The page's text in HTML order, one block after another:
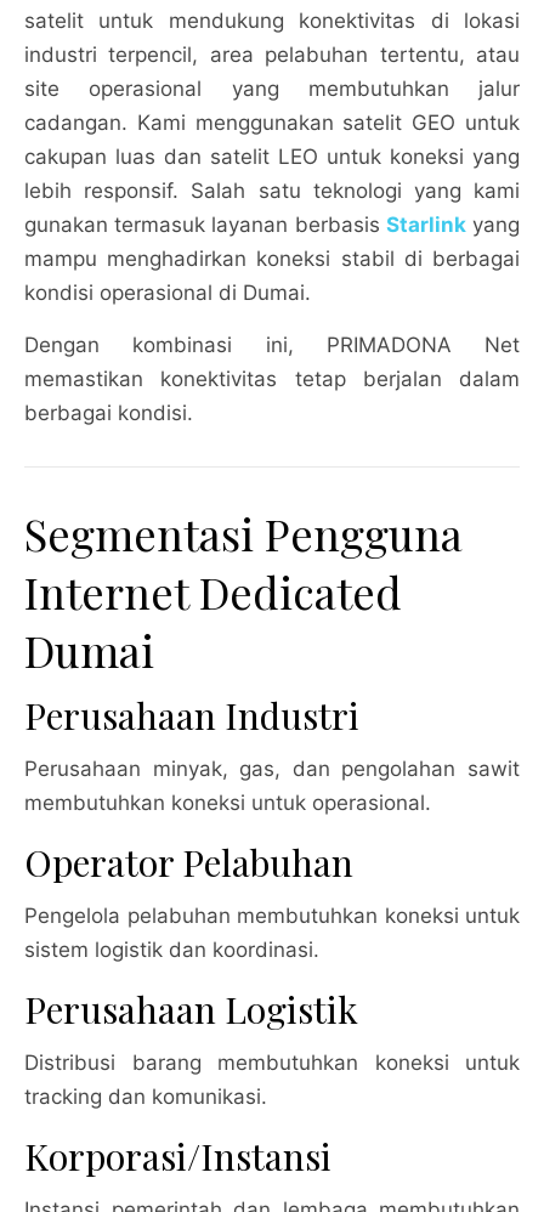
satelit untuk mendukung konektivitas di lokasi
industri terpencil, area pelabuhan tertentu, atau
site operasional yang membutuhkan jalur
cadangan. Kami menggunakan satelit GEO untuk
cakupan luas dan satelit LEO untuk koneksi yang
lebih responsif. Salah satu teknologi yang kami
gunakan termasuk layanan berbasis Starlinkyang
mampu menghadirkan koneksi stabil di berbagai
kondisi operasional di Dumai.
Dengan kombinasi ini, PRIMADONA Net
memastikan konektivitas tetap berjalan dalam
berbagai kondisi.
Segmentasi Pengguna
Internet Dedicated
Dumai
Perusahaan Industri
Perusahaan minyak, gas, dan pengolahan sawit
membutuhkan koneksi untuk operasional.
Operator Pelabuhan
Pengelola pelabuhan membutuhkan koneksi untuk
sistem logistik dan koordinasi.
Perusahaan Logistik
Distribusi barang membutuhkan koneksi untuk
tracking dan komunikasi.
Korporasi/Instansi